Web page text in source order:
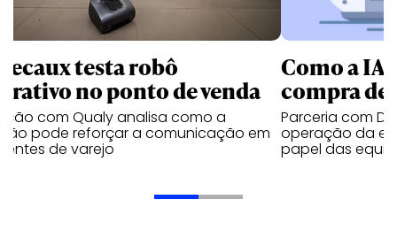
testa robô
no ponto de venda
com Qualy analisa como a
pode reforçar a comunicação em
de varejo
Como a IA
compra de
Parceria com
operação da
papel das